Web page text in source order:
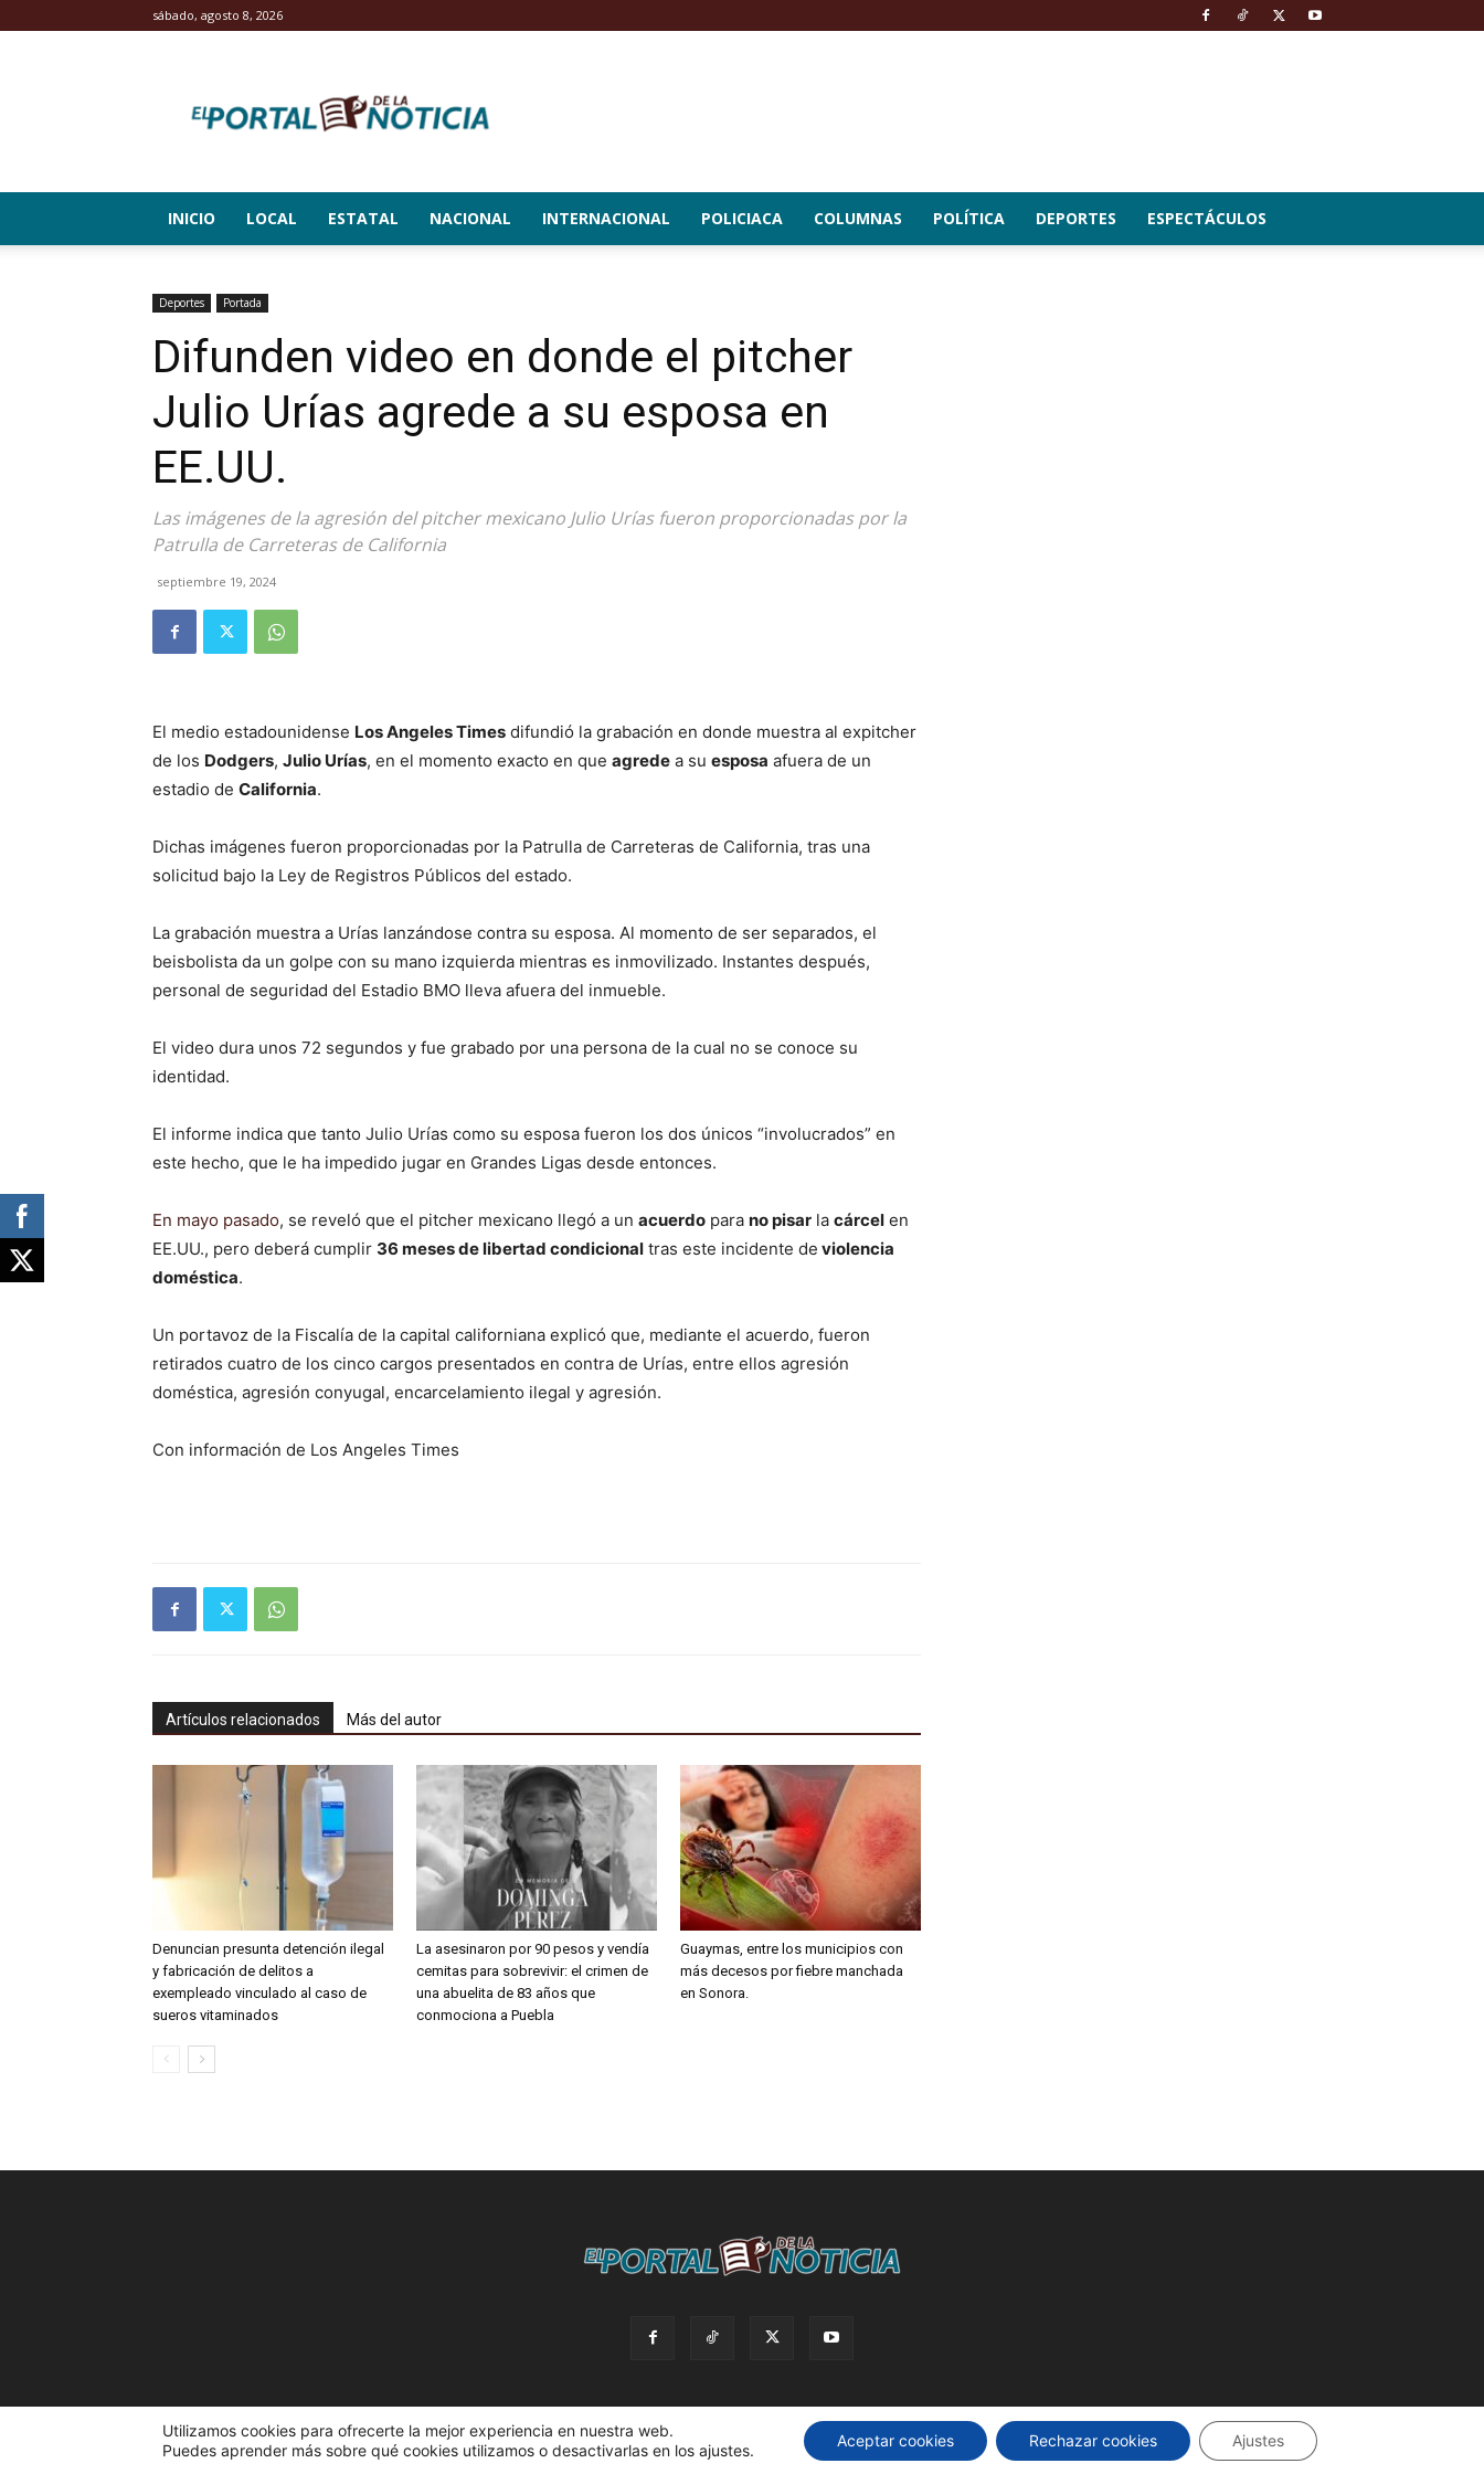
sábado, agosto 8, 2026
Portal
de
INICIO LOCAL ESTATAL NACIONAL INTERNACIONAL POLICIACA COLUMNAS POLÍTICA DEPORTES ESPECTÁCULOS
Deportes Portada
Difunden video en donde el pitcher
Julio Urías agrede a su esposa en
EE.UU.
Las imágenes de la agresión del pitcher mexicano Julio Urías fueron proporcionadas por la
Patrulla de Carreteras de California
septiembre 19, 2024
El medio estadounidense Los Angeles Times difundió la grabación en donde muestra al expitcher
de los Dodgers, Julio Urías, en el momento exacto en que agrede a su esposa afuera de un
estadio de California.
Dichas imágenes fueron proporcionadas por la Patrulla de Carreteras de California, tras una
solicitud bajo la Ley de Registros Públicos del estado.
La grabación muestra a Urías lanzándose contra su esposa. Al momento de ser separados, el
beisbolista da un golpe con su mano izquierda mientras es inmovilizado. Instantes después,
personal de seguridad del Estadio BMO lleva afuera del inmueble.
El video dura unos 72 segundos y fue grabado por una persona de la cual no se conoce su
identidad.
El informe indica que tanto Julio Urías como su esposa fueron los dos únicos “involucrados” en
este hecho, que le ha impedido jugar en Grandes Ligas desde entonces.
En mayo pasado, se reveló que el pitcher mexicano llegó a un acuerdo para no pisar la cárcel en
EE.UU., pero deberá cumplir 36 meses de libertad condicional tras este incidente de violencia
doméstica.
Un portavoz de la Fiscalía de la capital californiana explicó que, mediante el acuerdo, fueron
retirados cuatro de los cinco cargos presentados en contra de Urías, entre ellos agresión
doméstica, agresión conyugal, encarcelamiento ilegal y agresión.
Con información de Los Angeles Times
Artículos relacionados Más del autor
Denuncian presunta detención ilegal
y fabricación de delitos a
exempleado vinculado al caso de
sueros vitaminados
La asesinaron por 90 pesos y vendía
cemitas para sobrevivir: el crimen de
una abuelita de 83 años que
conmociona a Puebla
Guaymas, entre los municipios con
más decesos por fiebre manchada
en Sonora.
© 2023 El Portal de la Noticia. Todos los derechos reservados. |Política de privacidad. |Desarrollado por AdBox
Utilizamos cookies para ofrecerte la mejor experiencia en nuestra web.
Puedes aprender más sobre qué cookies utilizamos o desactivarlas en los ajustes.
Aceptar cookies Rechazar cookies Ajustes